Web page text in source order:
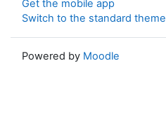
Get the mobile app
Switch to the standard theme
Powered by Moodle